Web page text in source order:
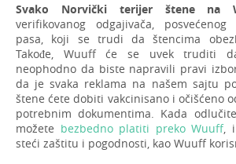
Svako Norvički terijer štene na
verifikovanog odgajivača,
pasa, koji se trudi da štencima
Takođe, Wuuff će se uvek truditi
neophodno da biste napravili pravi
da je svaka reklama na našem sajtu
štene ćete dobiti vakcinisano i očišćeno
potrebnim dokumentima. Kada
možete bezbedno platiti preko Wuuff,
steći zaštitu i pogodnosti, kao Wuuff